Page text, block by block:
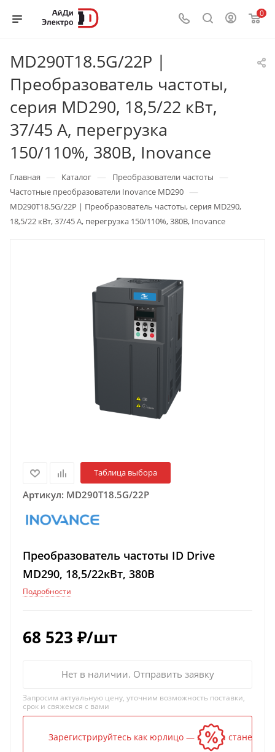
0
MD290T18.5G/22P |
Преобразователь частоты,
серия MD290, 18,5/22 кВт,
37/45 А, перегрузка
150/110%, 380B, Inovance
Главная — Каталог — Преобразователи частоты —
Частотные преобразователи Inovance MD290 —
MD290T18.5G/22P | Преобразователь частоты, серия MD290,
18,5/22 кВт, 37/45 А, перегрузка 150/110%, 380B, Inovance
Таблица выбора
Артикул: MD290T18.5G/22P
Преобразователь частоты ID Drive
MD290, 18,5/22кВт, 380В
Подробности
68 523 ₽/шт
Нет в наличии. Отправить заявку
Запросим актуальную цену, уточним возможность поставки,
срок и свяжемся с вами
Зарегистрируйтесь как юрлицо — и цена станет